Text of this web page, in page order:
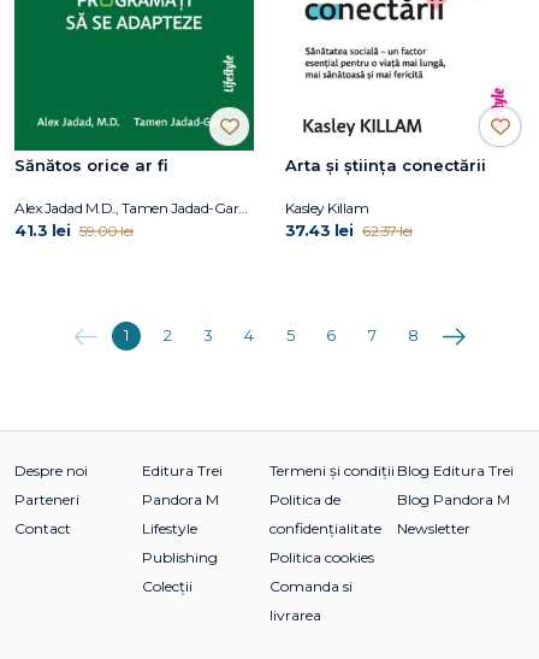
Sănătos orice ar fi
Alex Jadad M.D., Tamen Jadad-Garcia
41.3 lei 59.00 lei
Arta și știința conectării
Kasley Killam
37.43 lei 62.37 lei
Anterioara
1 2 3 4 5 6 7 8 Următoarea
Despre noi
Parteneri
Contact
Editura Trei
Pandora M
Lifestyle
Publishing
Colecții
Termeni și condiții
Politica de
confidențialitate
Politica cookies
Comanda si
livrarea
Blog Editura Trei
Blog Pandora M
Newsletter